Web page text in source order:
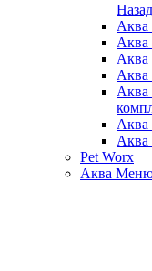
Назад
Аква
Аква
Аква
Аква
Pet Worx
Аква